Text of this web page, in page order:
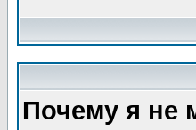
Почему я не